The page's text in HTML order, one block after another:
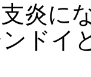
炎に
ドイ